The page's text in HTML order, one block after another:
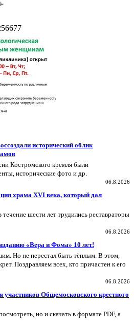
исторический облик
Костромского кремля были
исторические фото и др.
06.8.2026
храма XVI века, который дал
шести лет трудились реставраторы
06.8.2026
«Вера и Фома» 10 лет!
Но не перестал быть тёплым. В этом,
Поздравляем всех, кто причастен к его
06.8.2026
участников Общемосковского крестного
но и скачать в формате PDF, а